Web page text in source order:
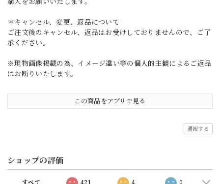
＊キャンセル、変更、返品について
ご注文後のキャンセル、返品はお受けしておりませんので、ご了
承ください。
※現物画像掲載の為、イメージ違い等の個人的主観によるご返品
はお断りいたします。
この商品をアプリで見る
通報する
ショップの評価
すべて 421 4 0